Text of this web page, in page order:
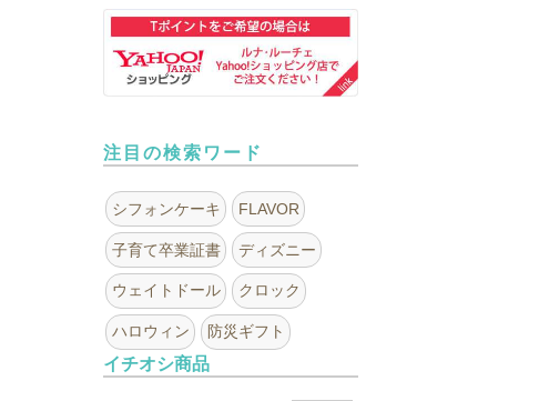
注目の検索ワード
シフォンケーキ FLAVOR
子育て卒業証書 ディズニー
ウェイトドール クロック
ハロウィン 防災ギフト
イチオシ商品